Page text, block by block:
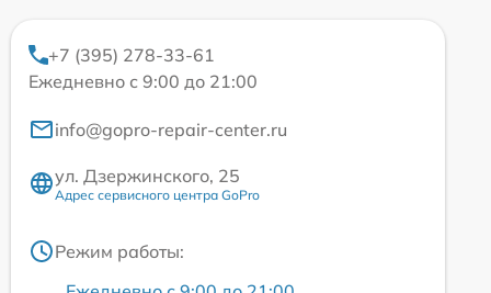
+7 (395) 278-33-61
Ежедневно с 9:00 до 21:00
info@gopro-repair-center.ru
ул. Дзержинского, 25
Адрес сервисного центра GoPro
Режим работы: